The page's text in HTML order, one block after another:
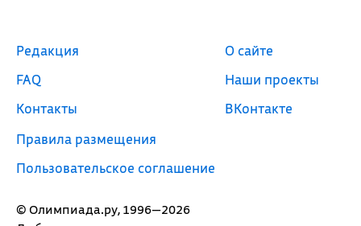
© Олимпиада.ру, 1996—2026
Редакция
FAQ
Контакты
Правила размещения
Пользовательское соглашение
О сайте
Наши проекты
ВКонтакте